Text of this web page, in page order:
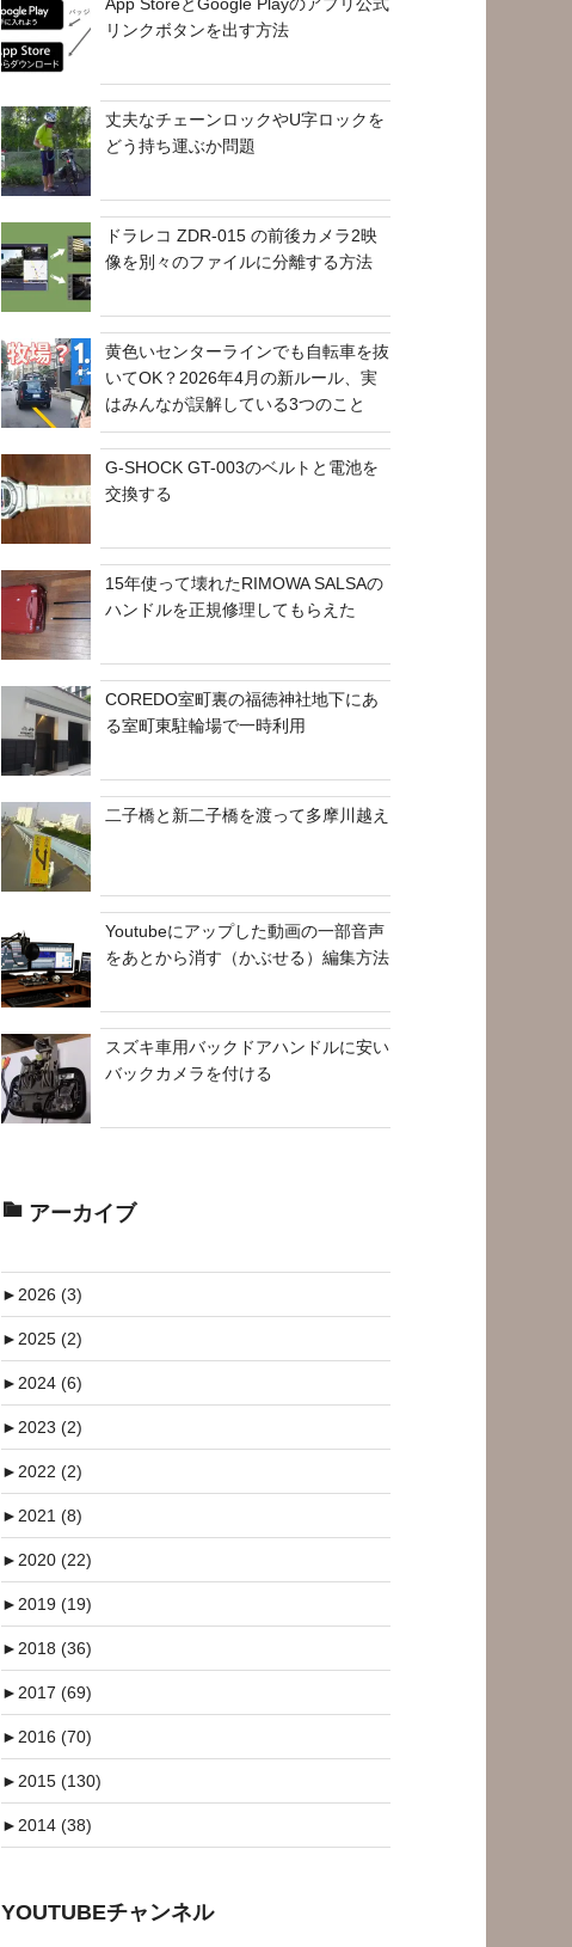
リンクボタンを出す方法
丈夫なチェーンロックやU字ロックを
どう持ち運ぶか問題
ドラレコ ZDR-015 の前後カメラ2映
像を別々のファイルに分離する方法
黄色いセンターラインでも自転車を抜
いてOK？2026年4月の新ルール、実
はみんなが誤解している3つのこと
G-SHOCK GT-003のベルトと電池を
交換する
15年使って壊れたRIMOWA SALSAの
ハンドルを正規修理してもらえた
COREDO室町裏の福徳神社地下にあ
る室町東駐輪場で一時利用
二子橋と新二子橋を渡って多摩川越え
Youtubeにアップした動画の一部音声
をあとから消す（かぶせる）編集方法
スズキ車用バックドアハンドルに安い
バックカメラを付ける
アーカイブ
►2026 (3)
►2025 (2)
►2024 (6)
►2023 (2)
►2022 (2)
►2021 (8)
►2020 (22)
►2019 (19)
►2018 (36)
►2017 (69)
►2016 (70)
►2015 (130)
►2014 (38)
YOUTUBEチャンネル